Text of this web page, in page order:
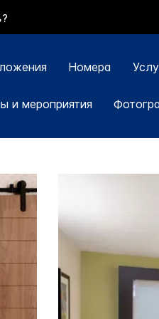
Номера
и мероприятия